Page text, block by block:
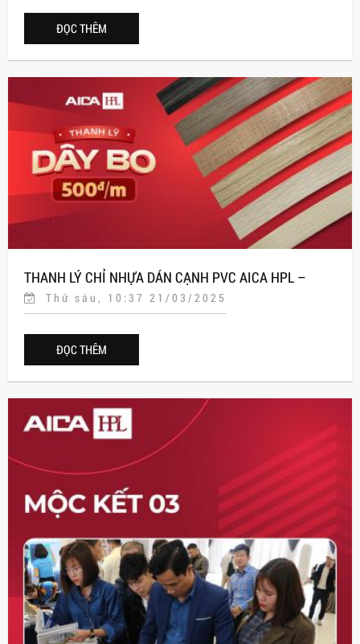
ĐỌC THÊM
THANH LÝ CHỈ NHỰA DÁN CẠNH PVC AICA HPL –
ĐỒNG GIÁ 500Đ/MÉT
Thứ sáu, 10:37 21/03/2025
ĐỌC THÊM